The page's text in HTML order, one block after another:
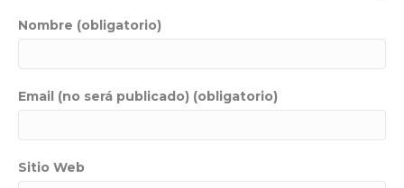
Nombre (obligatorio)
Email (no será publicado) (obligatorio)
Sitio Web